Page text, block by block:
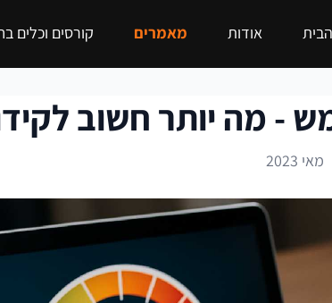
אודות מאמרים קורסים וכלים
- מה יותר חשוב